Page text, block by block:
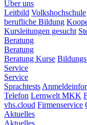
Über uns
Leitbild Volkshochschule
berufliche Bildung
Kursleitungen gesucht
Beratung
Beratung
Beratung Kurse
Service
Service
Sprachtests
Telefon Lernwelt MKK
vhs.cloud Firmenservice
Aktuelles
Aktuelles